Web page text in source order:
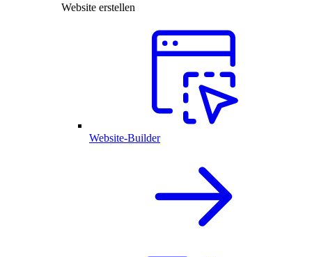
Website erstellen
Website-Builder